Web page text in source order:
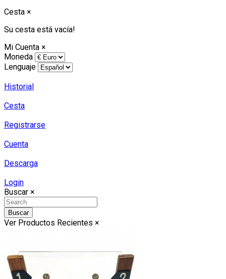
Cesta ×
Su cesta está vacía!
Mi Cuenta ×
Moneda
Lenguaje
Historial
Cesta
Registrarse
Cuenta
Descarga
Login
Buscar ×
Buscar
Ver Productos Recientes ×